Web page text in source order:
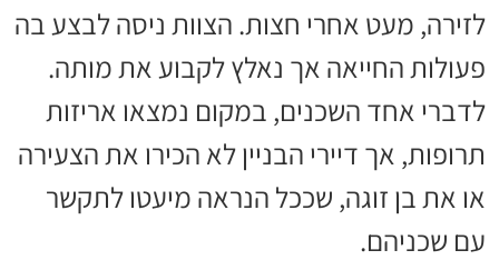
לזירה, מעט אחרי חצות. הצוות ניסה לבצע בה
פעולות החייאה אך נאלץ לקבוע את מותה.
לדברי אחד השכנים, במקום נמצאו אריזות
תרופות, אך דיירי הבניין לא הכירו את הצעירה
או את בן זוגה, שככל הנראה מיעטו לתקשר
עם שכניהם.